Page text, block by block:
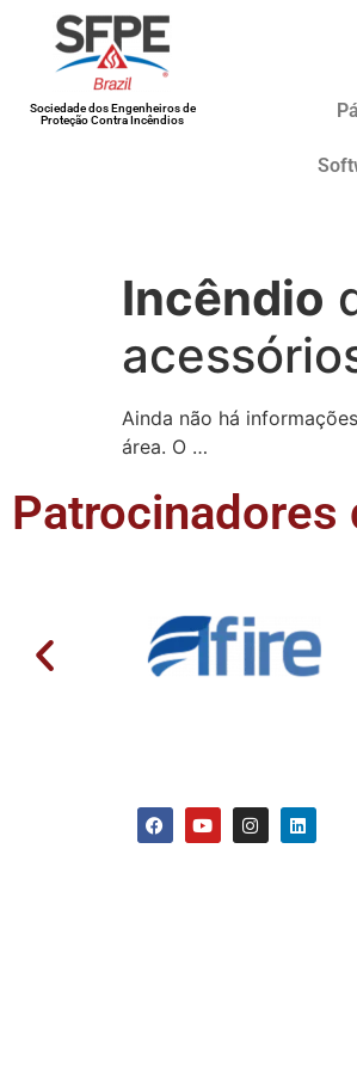
Sociedade dos Engenheiros de
Proteção Contra Incêndios
Incêndio
Ainda não há
área. O …
Patrocinadores